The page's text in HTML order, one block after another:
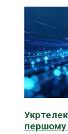
першому